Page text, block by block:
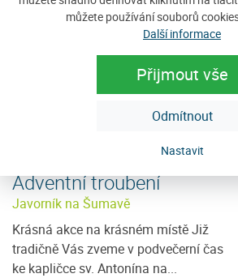
můžete používání souborů
Další informace
Přijmout vše
Odmítnout
Nastavit
Adventní troubení
Javorník na Šumavě
Krásná akce na krásném místě Již
tradičně Vás zveme v podvečerní čas
ke kapličce sv. Antonína na...